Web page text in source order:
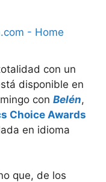
- Home
con un
disponible en
con Belén,
Choice Awards
en idioma
que, de los